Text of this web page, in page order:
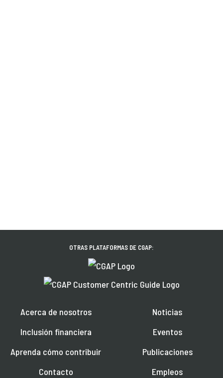
OTRAS PLATAFORMAS DE CGAP:
Acerca de nosotros
Inclusión financiera
Aprenda cómo contribuir
Contacto
Noticias
Eventos
Publicaciones
Empleos